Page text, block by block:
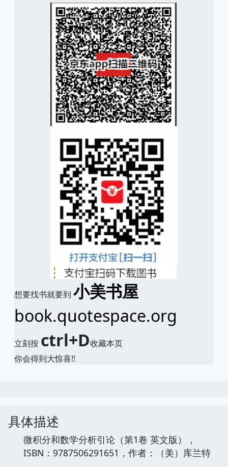
想要找书就要到 小美书屋
book.quotespace.org
立刻按 ctrl+D收藏本页
你会得到大惊喜!!
具体描述
微积分和数学分析引论（第1卷 英文版），
ISBN：9787506291651，作者：（美）库兰特